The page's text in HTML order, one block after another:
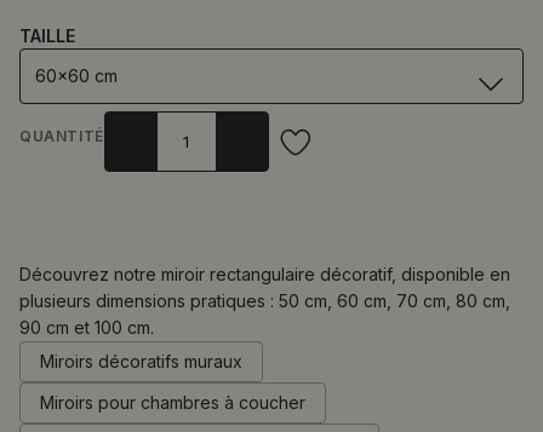
TAILLE
60x60 cm
QUANTITÉ
0.00€
Découvrez notre miroir rectangulaire décoratif, disponible en
plusieurs dimensions pratiques : 50 cm, 60 cm, 70 cm, 80 cm,
90 cm et 100 cm.
Miroirs décoratifs muraux
Miroirs pour chambres à coucher